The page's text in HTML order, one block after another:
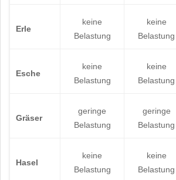
Erle
keine
Belastung
keine
Belastung
Esche
keine
Belastung
keine
Belastung
Gräser
geringe
Belastung
geringe
Belastung
Hasel
keine
Belastung
keine
Belastung